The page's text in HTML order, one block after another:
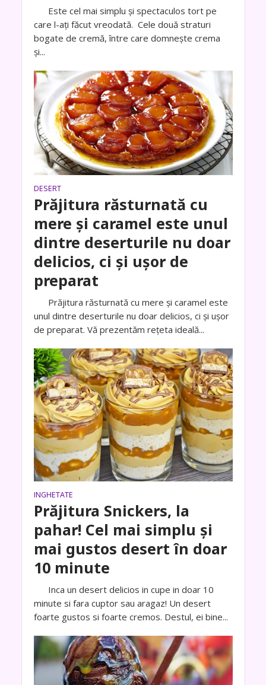
Este cel mai simplu și spectaculos tort pe
care l-ați făcut vreodată. Cele două straturi
bogate de cremă, între care domnește crema
și...
DESERT
Prăjitura răsturnată cu
mere şi caramel este unul
dintre deserturile nu doar
delicios, ci şi uşor de
preparat
Prăjitura răsturnată cu mere şi caramel este
unul dintre deserturile nu doar delicios, ci şi uşor
de preparat. Vă prezentăm reţeta ideală...
INGHETATE
Prăjitura Snickers, la
pahar! Cel mai simplu și
mai gustos desert în doar
10 minute
Inca un desert delicios in cupe in doar 10
minute si fara cuptor sau aragaz! Un desert
foarte gustos si foarte cremos. Destul, ei bine...